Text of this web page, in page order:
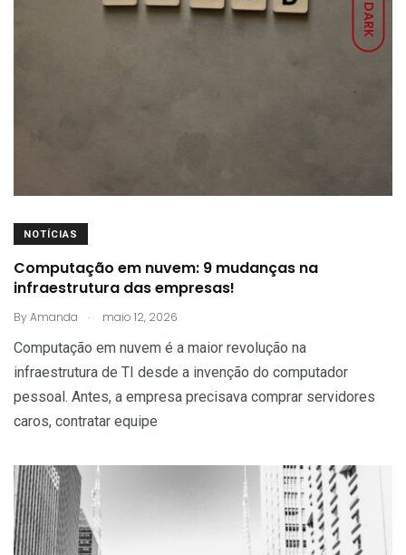
DARK
NOTÍCIAS
Computação em nuvem: 9 mudanças na
infraestrutura das empresas!
ByAmanda . maio 12, 2026
Computação em nuvem é a maior revolução na
infraestrutura de TI desde a invenção do computador
pessoal. Antes, a empresa precisava comprar servidores
caros, contratar equipe